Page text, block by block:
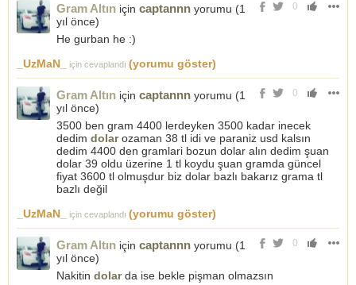
0
Gram Altın için captannn yorumu (1
yıl önce)
He gurban he :)
_UzMaN_
için cevaplandı (yorumu göster)
0
Gram Altın için captannn yorumu (1
yıl önce)
3500 ben gram 4400 lerdeyken 3500 kadar inecek
dedim dolarozaman 38 tl idi ve paraniz usd kalsın
dedim 4400 den gramlari bozun dolar alın dedim şuan
dolar 39 oldu üzerine 1 tl koydu şuan gramda güncel
fiyat 3600 tl olmuşdur biz dolar bazlı bakarız grama tl
bazlı değil
_UzMaN_
için cevaplandı (yorumu göster)
0
Gram Altın için captannn yorumu (1
yıl önce)
Nakitin dolarda ise bekle pişman olmazsın